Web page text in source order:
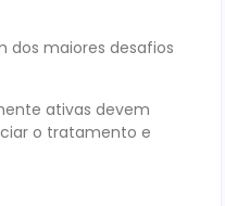
dos maiores desafios
ativas devem
o tratamento e